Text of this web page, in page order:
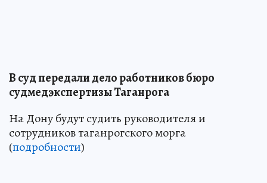
В суд передали дело работников бюро
судмедэкспертизы Таганрога
На Дону будут судить руководителя и
сотрудников таганрогского морга
(подробности)